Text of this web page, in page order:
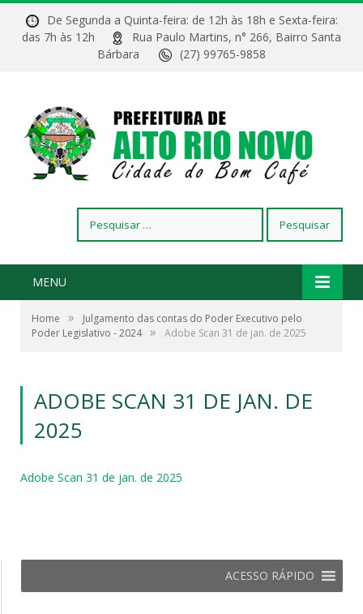
De Segunda a Quinta-feira: de 12h às 18h e Sexta-feira:
das 7h às 12h
Rua Paulo Martins, n° 266, Bairro Santa
Bárbara
(27) 99765-9858
por:
MENU
Home »
Julgamento das contas do Poder Executivo pelo
Poder Legislativo - 2024 » Adobe Scan 31 de jan. de 2025
ADOBE SCAN 31 DE JAN. DE
2025
Adobe Scan 31 de jan. de 2025
ACESSO RÁPIDO